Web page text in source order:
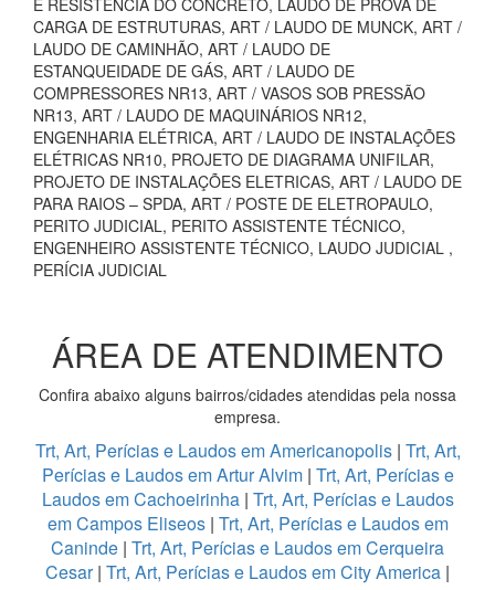
E RESISTÊNCIA DO CONCRETO, LAUDO DE PROVA DE
CARGA DE ESTRUTURAS, ART / LAUDO DE MUNCK, ART /
LAUDO DE CAMINHÃO, ART / LAUDO DE
ESTANQUEIDADE DE GÁS, ART / LAUDO DE
COMPRESSORES NR13, ART / VASOS SOB PRESSÃO
NR13, ART / LAUDO DE MAQUINÁRIOS NR12,
ENGENHARIA ELÉTRICA, ART / LAUDO DE INSTALAÇÕES
ELÉTRICAS NR10, PROJETO DE DIAGRAMA UNIFILAR,
PROJETO DE INSTALAÇÕES ELETRICAS, ART / LAUDO DE
PARA RAIOS – SPDA, ART / POSTE DE ELETROPAULO,
PERITO JUDICIAL, PERITO ASSISTENTE TÉCNICO,
ENGENHEIRO ASSISTENTE TÉCNICO, LAUDO JUDICIAL ,
PERÍCIA JUDICIAL
ÁREA DE ATENDIMENTO
Confira abaixo alguns bairros/cidades atendidas pela nossa
empresa.
Trt, Art, Perícias e Laudos em Americanopolis | Trt, Art,
Perícias e Laudos em Artur Alvim | Trt, Art, Perícias e
Laudos em Cachoeirinha| Trt, Art, Perícias e Laudos
em Campos Eliseos | Trt, Art, Perícias e Laudos em
Caninde | Trt, Art, Perícias e Laudos em Cerqueira
Cesar| Trt, Art, Perícias e Laudos em City America |